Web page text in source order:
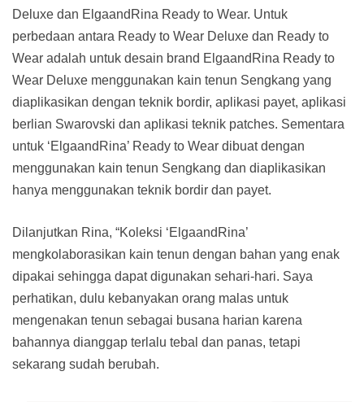
Deluxe dan ElgaandRina Ready to Wear. Untuk
perbedaan antara Ready to Wear Deluxe dan Ready to
Wear adalah untuk desain brand ElgaandRina Ready to
Wear Deluxe menggunakan kain tenun Sengkang yang
diaplikasikan dengan teknik bordir, aplikasi payet, aplikasi
berlian Swarovski dan aplikasi teknik patches. Sementara
untuk ‘ElgaandRina’ Ready to Wear dibuat dengan
menggunakan kain tenun Sengkang dan diaplikasikan
hanya menggunakan teknik bordir dan payet.
Dilanjutkan Rina, “Koleksi ‘ElgaandRina’
mengkolaborasikan kain tenun dengan bahan yang enak
dipakai sehingga dapat digunakan sehari-hari. Saya
perhatikan, dulu kebanyakan orang malas untuk
mengenakan tenun sebagai busana harian karena
bahannya dianggap terlalu tebal dan panas, tetapi
sekarang sudah berubah.